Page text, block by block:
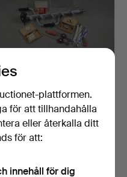
UTRUSTNING FÖR
VINTERFISKE, bl.a. spön,
be…
Klubbades 7 jul 2023
1 bud
32 USD
plattformen.
för att tillhandahålla
eller återkalla ditt
för att:
innehåll för dig